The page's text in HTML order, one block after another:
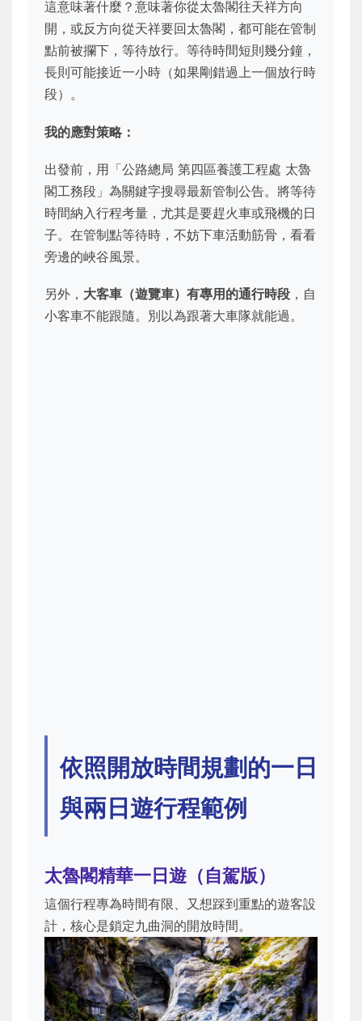
這意味著什麼？意味著你從太魯閣往天祥方向
開，或反方向從天祥要回太魯閣，都可能在管制
點前被攔下，等待放行。等待時間短則幾分鐘，
長則可能接近一小時（如果剛錯過上一個放行時
段）。
我的應對策略：
出發前，用「公路總局 第四區養護工程處 太魯
閣工務段」為關鍵字搜尋最新管制公告。將等待
時間納入行程考量，尤其是要趕火車或飛機的日
子。在管制點等待時，不妨下車活動筋骨，看看
旁邊的峽谷風景。
另外， 大客車（遊覽車）有專用的通行時段 ，自
小客車不能跟隨。別以為跟著大車隊就能過。
依照開放時間規劃的一日
與兩日遊行程範例
太魯閣精華一日遊（自駕版）
這個行程專為時間有限、又想踩到重點的遊客設
計，核心是鎖定九曲洞的開放時間。